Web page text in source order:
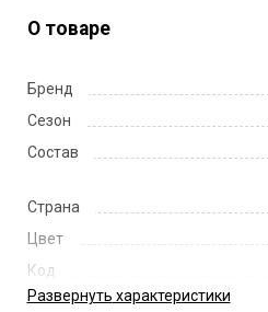
О товаре
Бренд
Сезон
Состав
Страна
Цвет
Код
Артикул
Развернуть характеристики